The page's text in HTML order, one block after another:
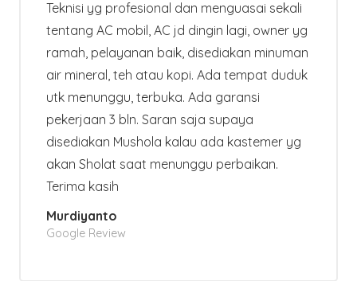
Teknisi yg profesional dan menguasai sekali
tentang AC mobil, AC jd dingin lagi, owner yg
ramah, pelayanan baik, disediakan minuman
air mineral, teh atau kopi. Ada tempat duduk
utk menunggu, terbuka. Ada garansi
pekerjaan 3 bln. Saran saja supaya
disediakan Mushola kalau ada kastemer yg
akan Sholat saat menunggu perbaikan.
Terima kasih
Murdiyanto
Google Review